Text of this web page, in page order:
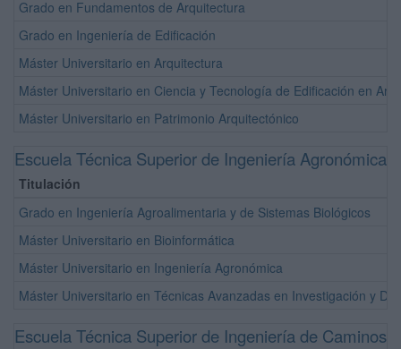
Grado en Fundamentos de Arquitectura
Grado en Ingeniería de Edificación
Máster Universitario en Arquitectura
Máster Universitario en Ciencia y Tecnología de Edificación en
Máster Universitario en Patrimonio Arquitectónico
Escuela Técnica Superior de Ingeniería Agronómica
Titulación
Grado en Ingeniería Agroalimentaria y de Sistemas Biológicos
Máster Universitario en Bioinformática
Máster Universitario en Ingeniería Agronómica
Máster Universitario en Técnicas Avanzadas en Investigación y
Escuela Técnica Superior de Ingeniería de